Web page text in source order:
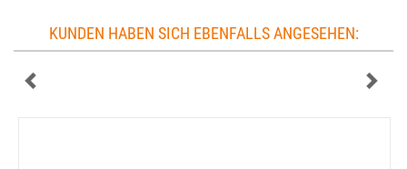
KUNDEN HABEN SICH EBENFALLS ANGESEHEN: